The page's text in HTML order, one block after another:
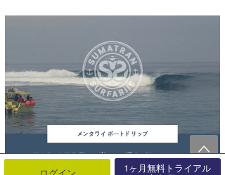
1ヶ月無料トライアル